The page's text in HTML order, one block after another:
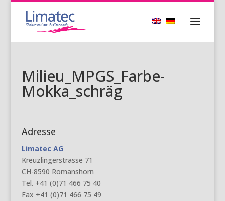
Milieu_MPGS_Farbe-
Mokka_schräg
Adresse
Limatec AG
Kreuzlingerstrasse 71
CH-8590 Romanshorn
Tel. +41 (0)71 466 75 40
Fax +41 (0)71 466 75 49